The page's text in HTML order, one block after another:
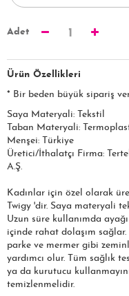
Adet 1
Ürün Özellikleri
* Bir beden büyük sipariş
Saya Materyali: Tekstil
Taban Materyali:
Menşei: Türkiye
Üretici/İthalatçı Firma:
A.Ş.​​​
Kadınlar için özel olarak
Twigy 'dir. Saya materyali
Uzun süre kullanımda
içinde rahat dolaşım
parke ve mermer gibi
yardımcı olur. Tüm sağlık
ya da kurutucu
temizlenmelidir.